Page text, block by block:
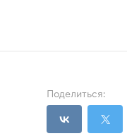
Поделиться: